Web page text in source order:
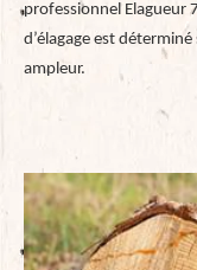
professionnel Elagueur
d’élagage est
ampleur.